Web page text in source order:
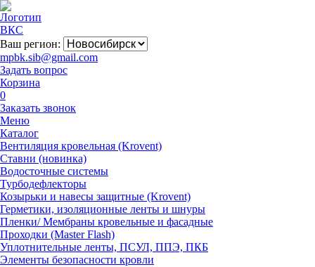
Ваш регион:
mpbk.sib@gmail.com
Задать вопрос
Корзина
0
Заказать звонок
Меню
Каталог
Вентиляция кровельная (Krovent)
Ставни (новинка)
Водосточные системы
Турбодефлекторы
Козырьки и навесы защитные (Krovent)
Герметики, изоляционные ленты и шнуры
Пленки/ Мембраны кровельные и фасадные
Проходки (Master Flash)
Уплотнительные ленты, ПСУЛ, ППЭ, ПКБ
Элементы безопасности кровли